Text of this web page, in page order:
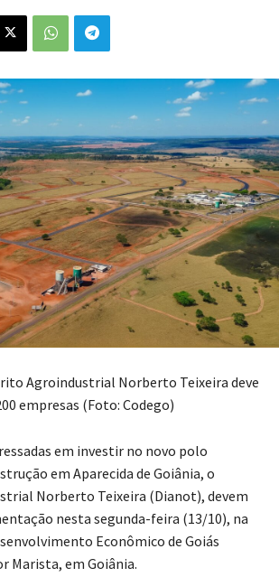
Agroindustrial Norberto Teixeira deve
empresas (Foto: Codego)
em investir no novo polo
em Aparecida de Goiânia, o
Norberto Teixeira (Dianot), devem
nesta segunda-feira (13/10), na
Econômico de Goiás
Marista, em Goiânia.